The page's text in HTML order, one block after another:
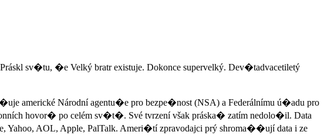
sv�tu, �e Velký bratr existuje. Dokonce supervelký. Dev�tadvacetiletý
americké Národní agentu�e pro bezpe�nost (NSA) a Federálnímu ú�adu pro
hovor� po celém sv�t�. Své tvrzení však práska� zatím nedolo�il. Data
Yahoo, AOL, Apple, PalTalk. Ameri�tí zpravodajci prý shroma��ují data i ze